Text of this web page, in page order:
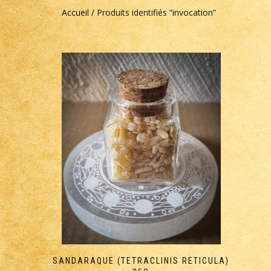
Accueil/ Produits identifiés “invocation”
SANDARAQUE (TETRACLINIS RETICULA)